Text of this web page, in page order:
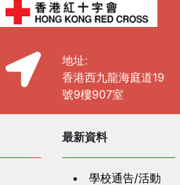
地址:
香港西九龍海庭道19
號9樓907室
最新資料
學校通告/活動